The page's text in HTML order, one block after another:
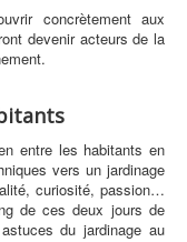
concrètement aux
devenir acteurs de la
entre les habitants en
vers un jardinage
curiosité, passion…
de ces deux jours de
du jardinage au